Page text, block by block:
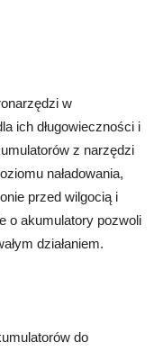
w
ich długowieczności i
z narzędzi
naładowania,
przed wilgocią i
o akumulatory pozwoli
działaniem.
do